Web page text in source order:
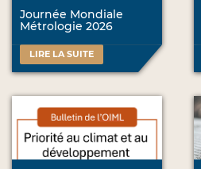
Journée Mondiale
Métrologie 2026
LIRE LA SUITE